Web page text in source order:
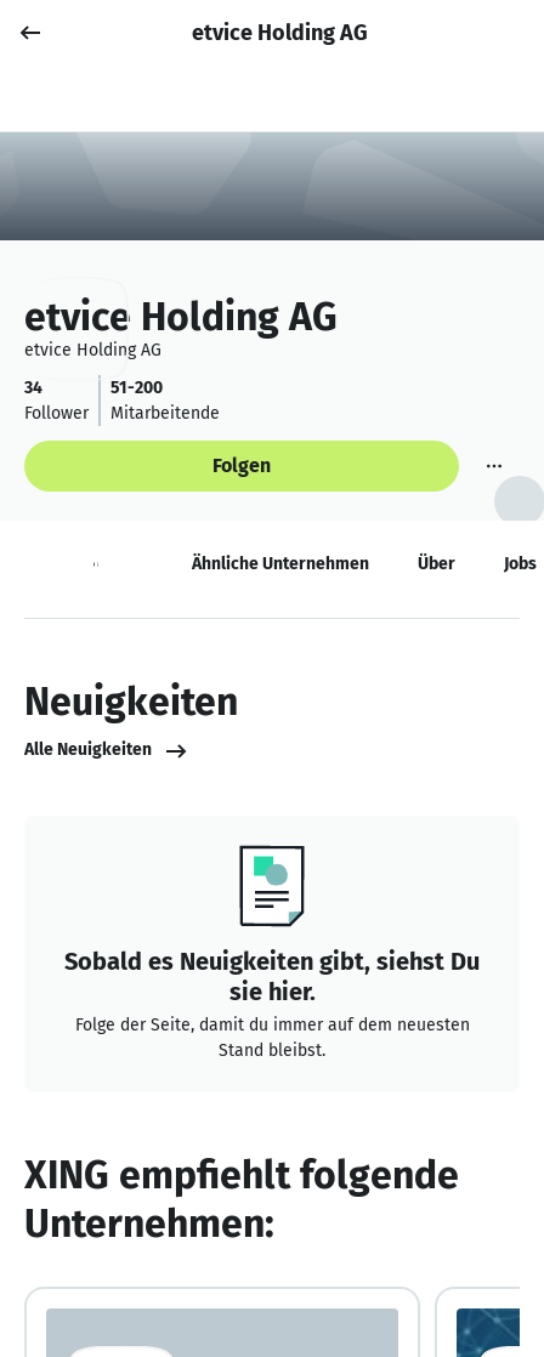
Anmelden
etvice Holding AG
etvice Holding AG
etvice Holding AG
34
Follower
51-200
Mitarbeitende
Folgen
Neuigkeiten Ähnliche Unternehmen Über Jobs
Neuigkeiten
Alle Neuigkeiten
Sobald es Neuigkeiten gibt, siehst Du
sie hier.
Folge der Seite, damit du immer auf dem neuesten
Stand bleibst.
XING empfiehlt folgende
Unternehmen: